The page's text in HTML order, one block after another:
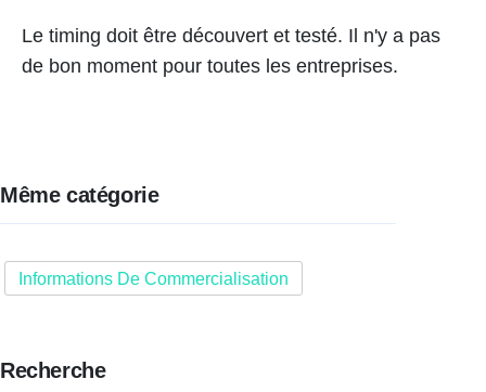
Le timing doit être découvert et testé. Il n'y a pas
de bon moment pour toutes les entreprises.
Même catégorie
Informations De Commercialisation
Recherche